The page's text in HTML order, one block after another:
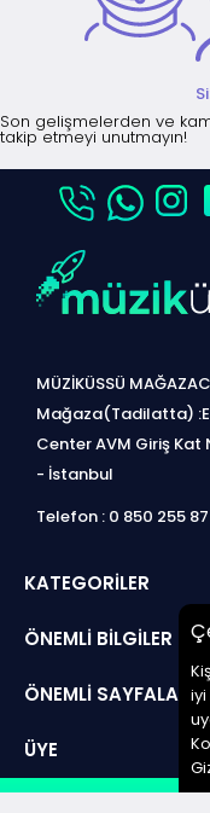
Son gelişmelerden ve
takip etmeyi unutmayın!
MÜZİKÜSSÜ
Mağaza(Tadilatta)
Center AVM Giriş Kat
- İstanbul
Telefon : 0 850 255
KATEGORILER
ÖNEMLI BILGILER
ÖNEMLI SAYFALAR
ÜYE